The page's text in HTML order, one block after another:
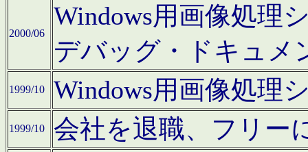
2000/06
Windows用画像処理
デバッグ・ドキュメ
1999/10 Windows用画像処理
1999/10 会社を退職、フリー